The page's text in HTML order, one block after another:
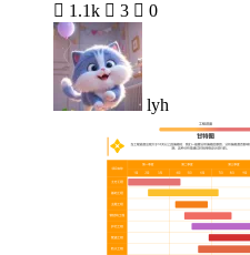
 1.1k  3  0
lyh